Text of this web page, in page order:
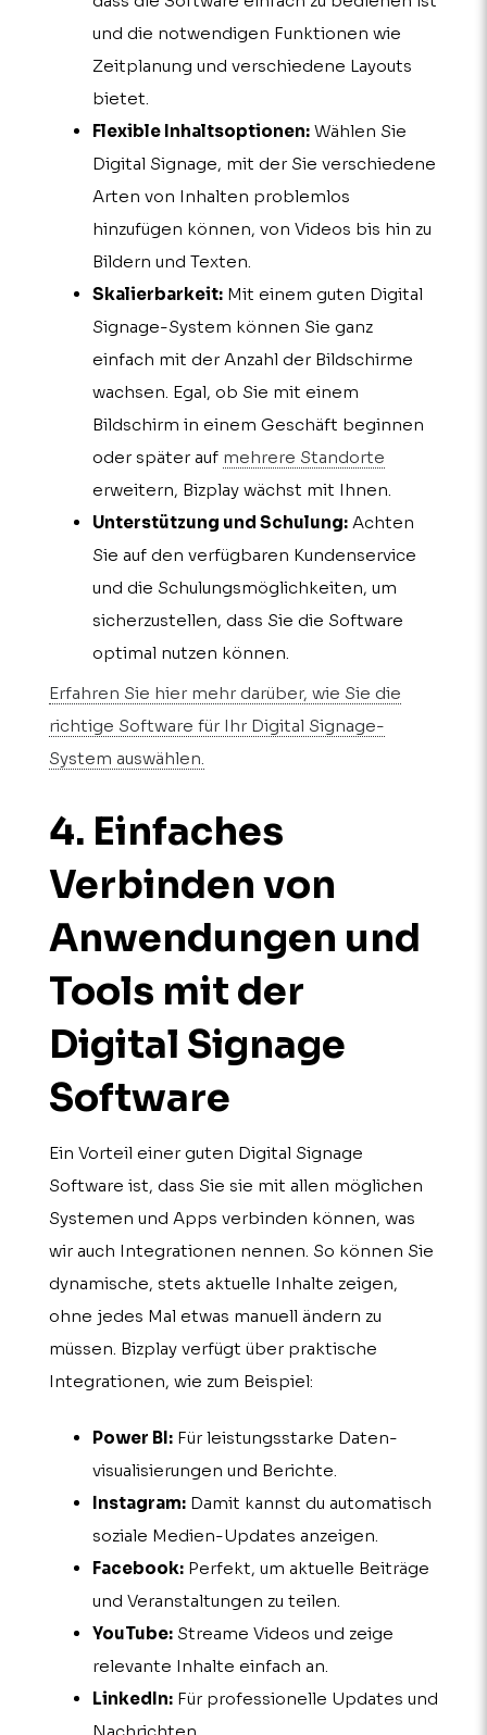
und die notwendigen Funktionen wie
Zeitplanung und verschiedene Layouts
bietet.
Flexible Inhaltsoptionen:Wählen Sie
Digital Signage, mit der Sie verschiedene
Arten von Inhalten problemlos
hinzufügen können, von Videos bis hin zu
Bildern und Texten.
Skalierbarkeit:Mit einem guten Digital
Signage-System können Sie ganz
einfach mit der Anzahl der Bildschirme
wachsen. Egal, ob Sie mit einem
Bildschirm in einem Geschäft beginnen
oder später auf mehrere Standorte
erweitern, Bizplay wächst mit Ihnen.
Unterstützung und Schulung:Achten
Sie auf den verfügbaren Kundenservice
und die Schulungsmöglichkeiten, um
sicherzustellen, dass Sie die Software
optimal nutzen können.
Erfahren Sie hier mehr darüber, wie Sie die
richtige Software für Ihr Digital Signage-
System auswählen.
4. Einfaches
Verbinden von
Anwendungen und
Tools mit der
Digital Signage
Soft­ware
Ein Vorteil einer guten Digital Signage
Software ist, dass Sie sie mit allen möglichen
Systemen und Apps verbinden können, was
wir auch Integrationen nennen. So können Sie
dynamische, stets aktuelle Inhalte zeigen,
ohne jedes Mal etwas manuell ändern zu
müssen. Bizplay verfügt über praktische
Integrationen, wie zum Beispiel:
Power BI:Für leistungsstarke Daten­
visualisierungen und Berichte.
Instagram:Damit kannst du automatisch
soziale Medien-Updates anzeigen.
Facebook:Perfekt, um aktuelle Beiträge
und Veranstaltungen zu teilen.
YouTube:Streame Videos und zeige
relevante Inhalte einfach an.
LinkedIn:Für professionelle Updates und